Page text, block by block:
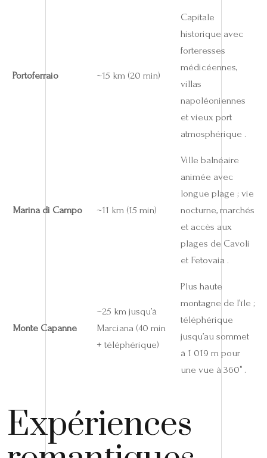
Portoferraio ~15 km (20 min)
Capitale
historique avec
forteresses
médicéennes,
villas
napoléoniennes
et vieux port
atmosphérique .
Marina di Campo ~11 km (15 min)
Ville balnéaire
animée avec
longue plage ; vie
nocturne, marchés
et accès aux
plages de Cavoli
et Fetovaia .
Monte Capanne
~25 km jusqu’à
Marciana (40 min
+ téléphérique)
Plus haute
montagne de l’île ;
téléphérique
jusqu’au sommet
à 1 019 m pour
une vue à 360° .
Expériences